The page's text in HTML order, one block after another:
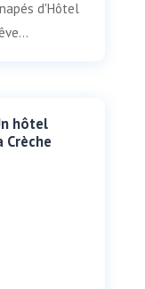
d'Hôtel
hôtel